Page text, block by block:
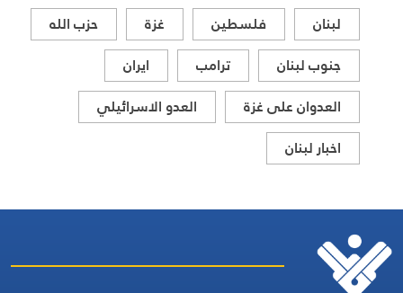
لبنان فلسطين غزة
حزب الله
جنوب لبنان
ترامب
ايران
العدوان على غزة
العدو الاسرائيلي
اخبار لبنان